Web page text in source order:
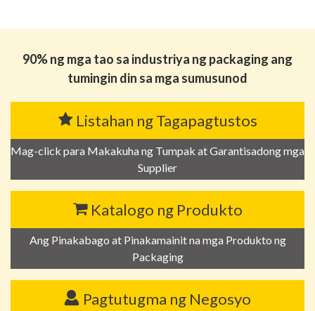
90% ng mga tao sa industriya ng packaging ang
tumingin din sa mga sumusunod
Listahan ng Tagapagtustos
Mag-click para Makakuha ng Tumpak at Garantisadong mga
Supplier
Katalogo ng Produkto
Ang Pinakabago at Pinakamainit na mga Produkto ng
Packaging
Pagtutugma ng Negosyo